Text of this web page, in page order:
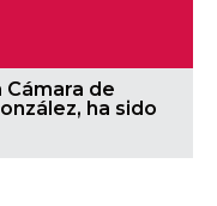
de
ha sido